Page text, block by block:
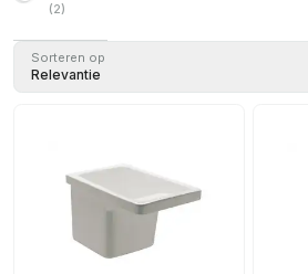
(2)
Sorteren op
Relevantie